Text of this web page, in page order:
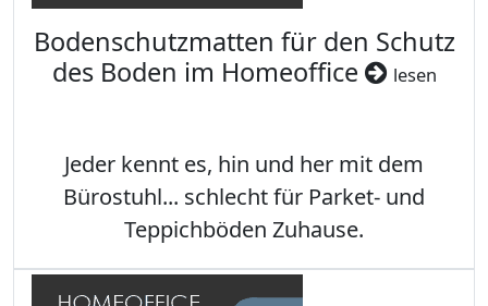
Bodenschutzmatten für den Schutz
des Boden im Homeoffice
lesen
Jeder kennt es, hin und her mit dem
Bürostuhl... schlecht für Parket- und
Teppichböden Zuhause.